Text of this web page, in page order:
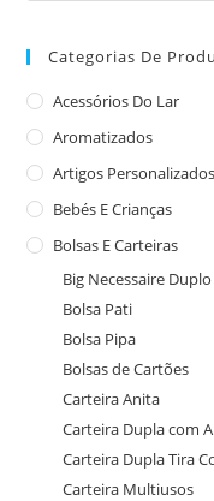
Categorias De
Acessórios Do Lar
Aromatizados
Artigos Personalizados
Bebés E Crianças
Bolsas E Carteiras
Big Necessaire Duplo
Bolsa Pati
Bolsa Pipa
Bolsas de Cartões
Carteira Anita
Carteira Dupla com
Carteira Dupla Tira
Carteira Multiusos